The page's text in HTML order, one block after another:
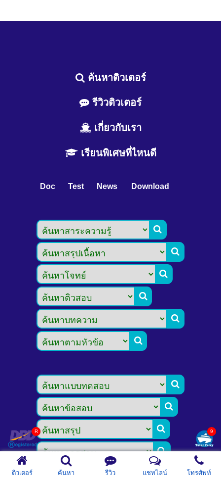
ค้นหาติวเตอร์
รีวิวติวเตอร์
เกี่ยวกับเรา
เรียนพิเศษที่ไหนดี
Doc Test News Download










ติวเตอร์ ค้นหา รีวิว แชทไลน์ โทรศัพท์